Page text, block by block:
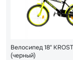
Велосипед 18"
(черный)